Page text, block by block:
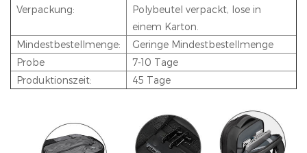
Verpackung:
Polybeutel verpackt, lose in
einem Karton.
Mindestbestellmenge:
Geringe Mindestbestellmenge
Probe
7-10 Tage
Produktionszeit:
45 Tage